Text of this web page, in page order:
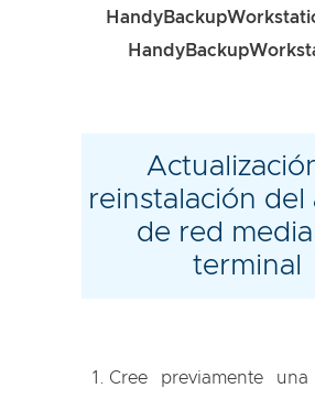
reinstalación del
de red
terminal
Cree previamente